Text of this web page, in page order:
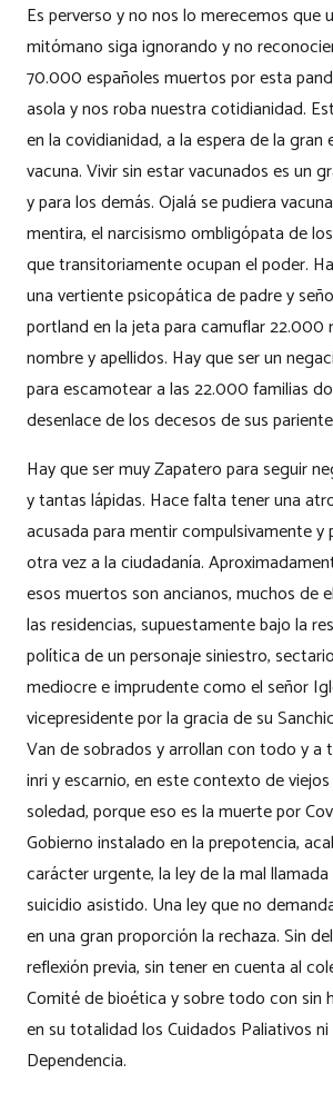
Es perverso y no nos lo merecemos que
mitómano siga ignorando y no
70.000 españoles muertos por esta
asola y nos roba nuestra cotidianidad.
en la covidianidad, a la espera de la gran
vacuna. Vivir sin estar vacunados es un
y para los demás. Ojalá se pudiera
mentira, el narcisismo ombligópata de
que transitoriamente ocupan el poder.
una vertiente psicopática de padre y
portland en la jeta para camuflar 22.000
nombre y apellidos. Hay que ser un
para escamotear a las 22.000 familias
desenlace de los decesos de sus
Hay que ser muy Zapatero para seguir
y tantas lápidas. Hace falta tener una
acusada para mentir compulsivamente y
otra vez a la ciudadanía.
esos muertos son ancianos, muchos de
las residencias, supuestamente bajo la
política de un personaje siniestro,
mediocre e imprudente como el señor
vicepresidente por la gracia de su
Van de sobrados y arrollan con todo y a
inri y escarnio, en este contexto de
soledad, porque eso es la muerte por
Gobierno instalado en la prepotencia,
carácter urgente, la ley de la mal
suicidio asistido. Una ley que no
en una gran proporción la rechaza. Sin
reflexión previa, sin tener en cuenta al
Comité de bioética y sobre todo con sin
en su totalidad los Cuidados Paliativos
Dependencia.